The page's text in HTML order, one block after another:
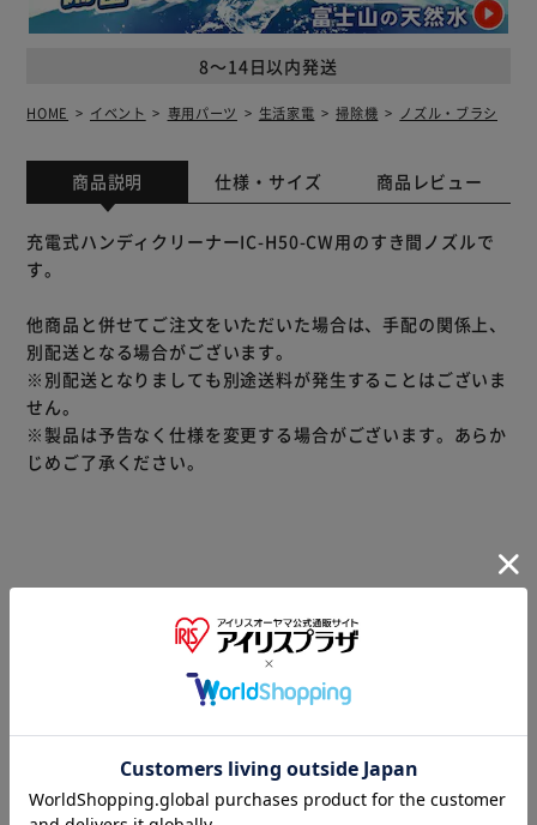
8～14日以内発送
HOME イベント 専用パーツ 生活家電 掃除機 ノズル・ブラシ
商品説明 仕様・サイズ 商品レビュー
充電式ハンディクリーナーIC-H50-CW用のすき間ノズルで
す。
他商品と併せてご注文をいただいた場合は、手配の関係上、
別配送となる場合がございます。
※別配送となりましても別途送料が発生することはございま
せん。
※製品は予告なく仕様を変更する場合がございます。あらか
じめご了承ください。
▼ 食品・飲料おすすめ ▼